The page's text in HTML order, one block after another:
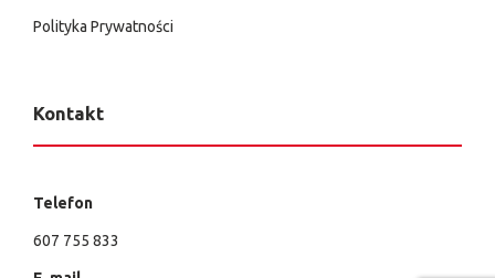
Polityka Prywatności
Kontakt
Telefon
607 755 833